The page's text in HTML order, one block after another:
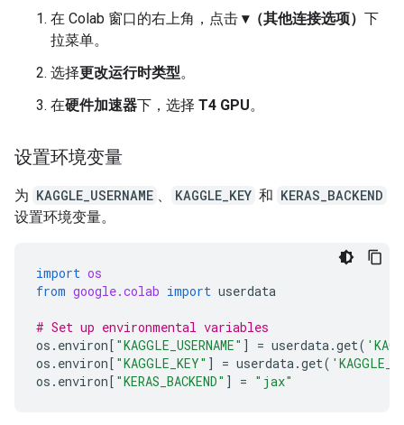
在 Colab 窗口的右上角，点击 ▾（其他连接选项） 下
拉菜单。
选择更改运行时类型。
在硬件加速器下，选择 T4 GPU。
设置环境变量
为 KAGGLE_USERNAME 、 KAGGLE_KEY 和 KERAS_BACKEND
设置环境变量。
import os
from google.colab import userdata
# Set up environmental variables
os . environ[ "KAGGLE_USERNAME" ] = userdata.get(
os . environ[ "KAGGLE_KEY" ] = userdata.get(
os . environ[ "KERAS_BACKEND" ] = "jax"